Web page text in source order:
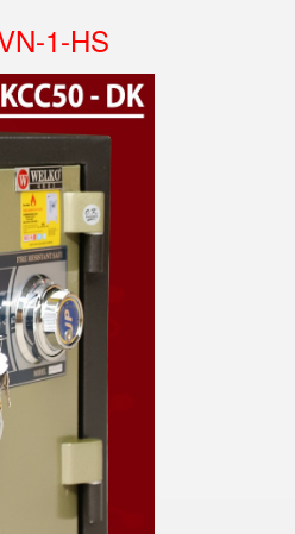
1-HS